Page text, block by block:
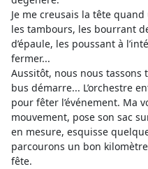
Je me creusais la tête
les tambours, les bourrant
d’épaule, les poussant à
fermer...
Aussitôt, nous nous
bus démarre... L’orchestre
pour fêter l’événement. Ma
mouvement, pose son sac
en mesure, esquisse
parcourons un bon
fête.